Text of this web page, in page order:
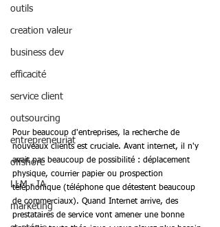
outils
creation valeur
business dev
efficacité
service client
outsourcing
entrepreneuriat
offshore
LLM - IA
marketing
Pour beaucoup d'entreprises, la recherche de
nouveaux clients est cruciale. Avant internet, il n'y
avait pas beaucoup de possibilité : déplacement
physique, courrier papier ou prospection
téléphonique (téléphone que détestent beaucoup
de commerciaux). Quand Internet arrive, des
prestataires de service vont amener une bonne